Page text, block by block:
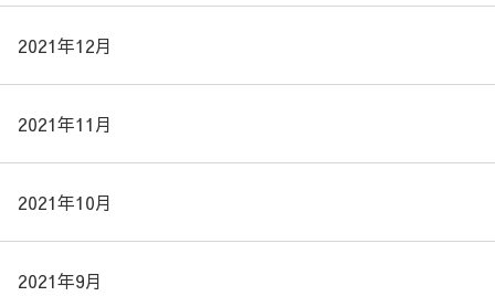
2021年12月
2021年11月
2021年10月
2021年9月